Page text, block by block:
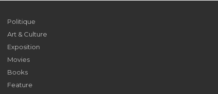
Politique
Art & Culture
Exposition
Movies
Books
Feature